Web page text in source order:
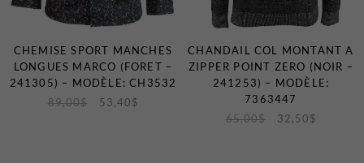
CHEMISE SPORT MANCHES
LONGUES MARCO (FORET –
241305) – MODÈLE: CH3532
89,00$ 53,40 $
CHANDAIL COL MONTANT A
ZIPPER POINT ZERO (NOIR –
241253) – MODÈLE:
7363447
65,00$ 32,50 $